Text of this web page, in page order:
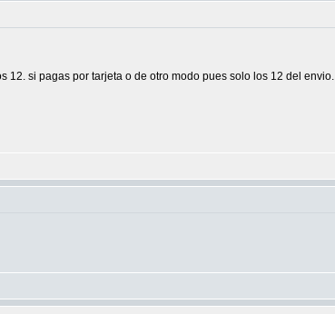
12. si pagas por tarjeta o de otro modo pues solo los 12 del envio.